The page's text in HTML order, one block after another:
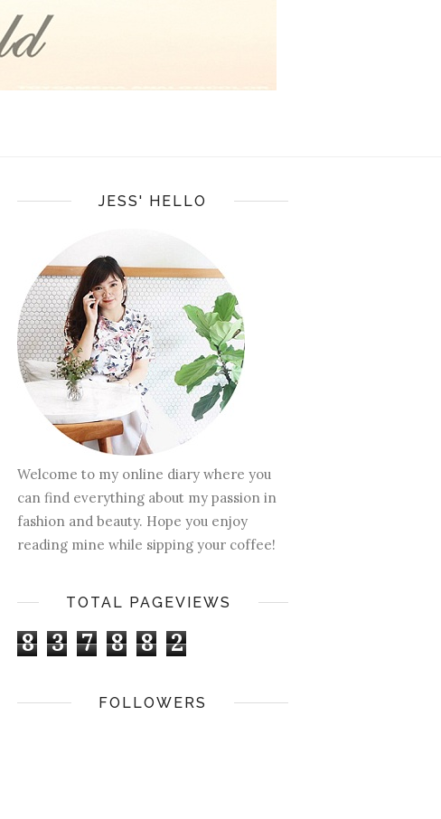
JESS' HELLO
Welcome to my online diary where you
can find everything about my passion in
fashion and beauty. Hope you enjoy
reading mine while sipping your coffee!
TOTAL PAGEVIEWS
8 3 7 8 8 2
FOLLOWERS